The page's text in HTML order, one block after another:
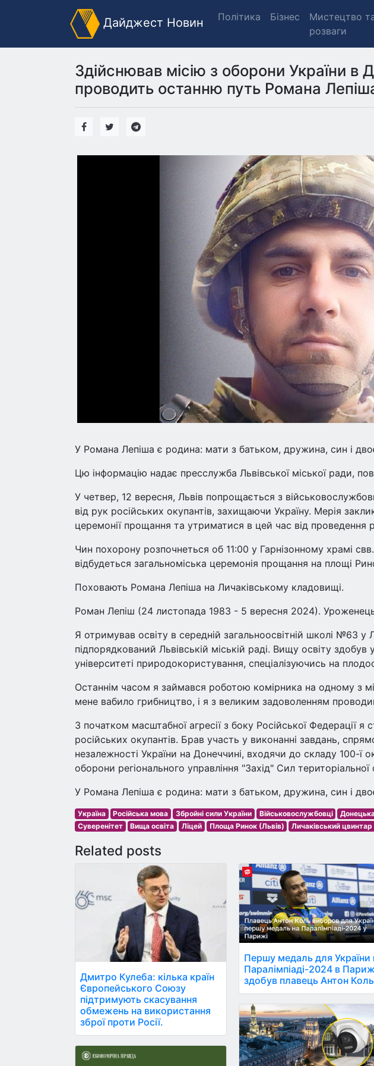
Дайджест Новин Політика Бізнес
Мистецтво
розваги
Здійснював місію з оборони України в
проводить останню путь Романа
У Романа Лепіша є родина: мати з батьком, дружина, син і
Цю інформацію надає пресслужба Львівської міської ради,
У четвер, 12 вересня, Львів попрощається з
від рук російських окупантів, захищаючи Україну. Мерія
церемонії прощання та утриматися в цей час від проведення
Чин похорону розпочнеться об 11:00 у Гарнізонному храмі
відбудеться загальноміська церемонія прощання на площі
Поховають Романа Лепіша на Личаківському кладовищі.
Роман Лепіш (24 листопада 1983 - 5 вересня 2024).
Я отримував освіту в середній загальноосвітній школі №63 у
підпорядкований Львівській міській раді. Вищу освіту
університеті природокористування, спеціалізуючись на
Останнім часом я займався роботою комірника на одному з
мене вабило грибництво, і я з великим задоволенням
З початком масштабної агресії з боку Російської Федерації я
російських окупантів. Брав участь у виконанні завдань,
незалежності України на Донеччині, входячи до складу 100-ї
оборони регіонального управління "Захід" Сил
У Романа Лепіша є родина: мати з батьком, дружина, син і
Україна Російська мова Збройні сили України Військовослужбовці
Суверенітет
Вища освіта Ліцей Площа Ринок (Львів) Личаківський цвинтар
Related posts
Дмитро Кулеба: кілька країн
Європейського Союзу
підтримують скасування
обмежень на використання
зброї проти Росії.
Першу медаль для України
Паралімпіаді-2024 в
здобув плавець Антон